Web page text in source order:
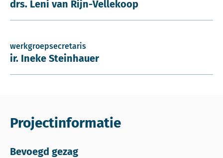
drs. Leni van Rijn-Vellekoop
werkgroepsecretaris
ir. Ineke Steinhauer
Projectinformatie
Bevoegd gezag